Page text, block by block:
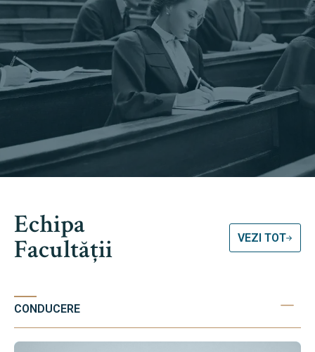
Echipa
Facultății VEZI TOT
CONDUCERE